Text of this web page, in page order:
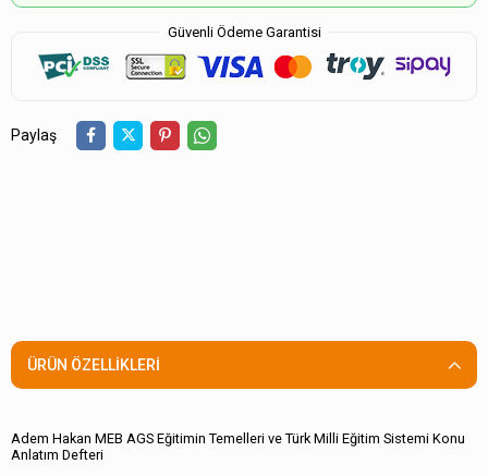
Güvenli Ödeme Garantisi
Paylaş
ÜRÜN ÖZELLIKLERI
Adem Hakan MEB AGS Eğitimin Temelleri ve Türk Milli Eğitim Sistemi Konu
Anlatım Defteri